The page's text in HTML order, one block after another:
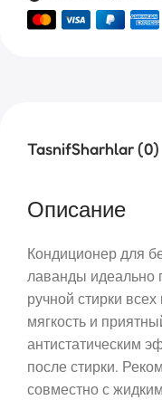
TasnifSharhlar (0)
Описание
Кондиционер для
лаванды идеально
ручной стирки
мягкость и
антистатическим
после стирки.
совместно с